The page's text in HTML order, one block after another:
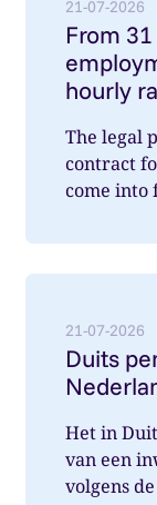
21-07-2026
From
hourly
The legal
contract
come into
21-07-2026
Duits
Het in
van een
volgens